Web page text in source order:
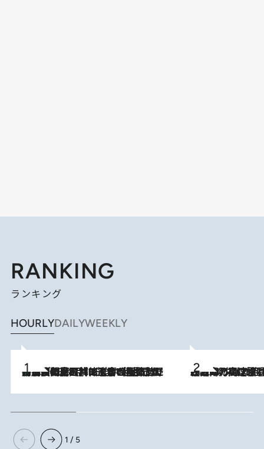
RANKING
ランキング
HOURLYDAILYWEEKLY
2026.8.8
「最後に見られてよかった」上野動物園の東園パンダ舎が解体前に特別公開。8月16日まで延長されたパネル展と共に辿る“半世紀”のパンダ飼育《解体工事の図面あり》 2026.8.7
「湘南乃風に憧れて」観客大盛上がりの“タオル回し”に、ラッパー顔負けの高速歌唱まで…さだまさし（74）のアグレッシブすぎる現在地
1 / 5